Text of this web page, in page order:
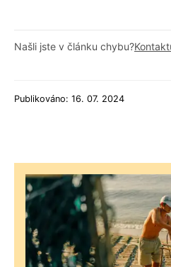
Našli jste v článku chybu?
Publikováno: 16. 07. 2024